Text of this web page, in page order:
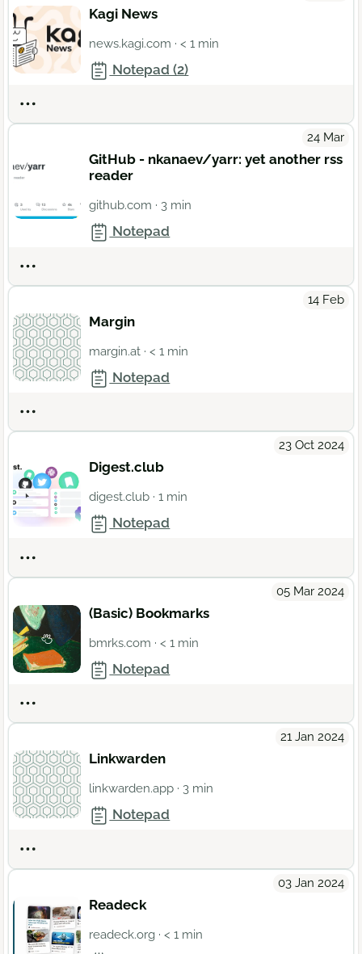
Kagi News
news.kagi.com · < 1 min
Notepad (2)
24 Mar
GitHub - nkanaev/yarr: yet another rss
reader
github.com · 3 min
Notepad
14 Feb
Margin
margin.at · < 1 min
Notepad
23 Oct 2024
Digest.club
digest.club · 1 min
Notepad
05 Mar 2024
(Basic) Bookmarks
bmrks.com · < 1 min
Notepad
21 Jan 2024
Linkwarden
linkwarden.app · 3 min
Notepad
03 Jan 2024
Readeck
readeck.org · < 1 min